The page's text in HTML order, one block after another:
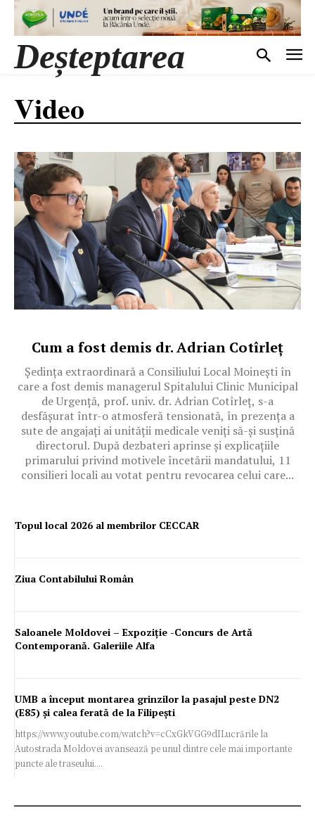
Deșteptarea
Video
Cum a fost demis dr. Adrian Cotîrleț
Ședința extraordinară a Consiliului Local Moinești în
care a fost demis managerul Spitalului Clinic Municipal
de Urgență, prof. univ. dr. Adrian Cotîrleț, s-a
desfășurat într-o atmosferă tensionată, în prezența a
sute de angajați ai unității medicale veniți să-și susțină
directorul. După dezbateri aprinse și explicațiile
primarului privind motivele încetării mandatului, 11
consilieri locali au votat pentru revocarea celui care...
Topul local 2026 al membrilor CECCAR
Ziua Contabilului Român
Saloanele Moldovei – Expoziție -Concurs de Artă
Contemporană. Galeriile Alfa
UMB a început montarea grinzilor la pasajul peste DN2
(E85) și calea ferată de la Filipești
https://www.youtube.com/watch?v=cCxGkVGG9dILucrările la
Autostrada Moldovei avansează pe unul dintre cele mai importante
puncte ale traseului....